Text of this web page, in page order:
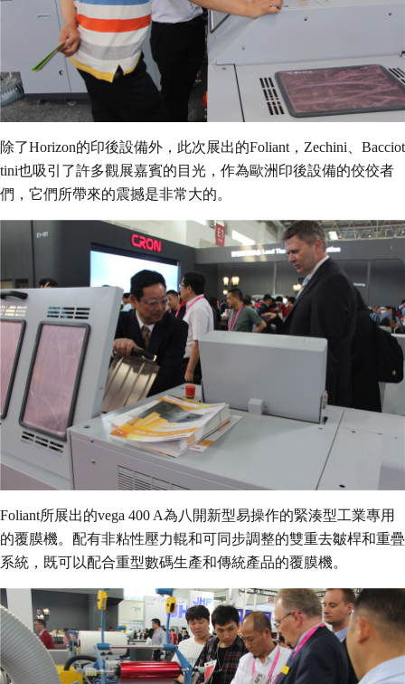
除了Horizon的印後設備外，此次展出的Foliant，Zechini、Bacciot
tini也吸引了許多觀展嘉賓的目光，作為歐洲印後設備的佼佼者
們，它們所帶來的震撼是非常大的。
Foliant所展出的vega 400 A為八開新型易操作的緊湊型工業專用
的覆膜機。配有非粘性壓力輥和可同步調整的雙重去皺桿和重疊
系統，既可以配合重型數碼生產和傳統產品的覆膜機。